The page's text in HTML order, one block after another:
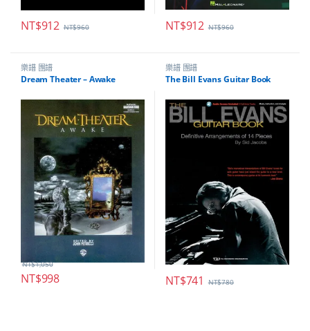
NT$912 NT$960 NT$912 NT$960
樂譜 團譜
Dream Theater – Awake
NT$998
NT$1,050
樂譜 團譜
The Bill Evans Guitar Book
NT$741 NT$780